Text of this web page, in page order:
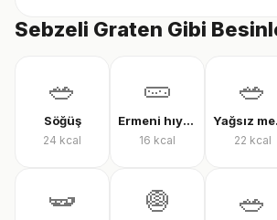
Sebzeli Graten Gibi
🥗
Söğüş
24 kcal
🥒
Ermeni hıyarı
16 kcal
🥗
22 kcal
🫛 🧅 🥗